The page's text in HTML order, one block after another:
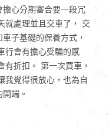
擔心分期審合要一段冗
就處理並且交車了， 交
子基礎的保養方式，
行會有擔心受騙的感
有折扣。 第一次買車，
我覺得很放心，也為自
端。